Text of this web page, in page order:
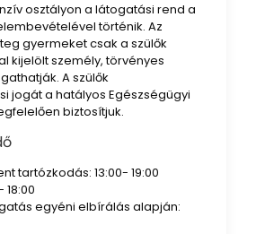
osztályon a látogatási rend a
történik. Az
gyermeket csak a szülők
kijelölt személy, törvényes
A szülők
jogát a hatályos Egészségügyi
biztosítjuk.
tartózkodás: 13:00- 19:00
18:00
egyéni elbírálás alapján: